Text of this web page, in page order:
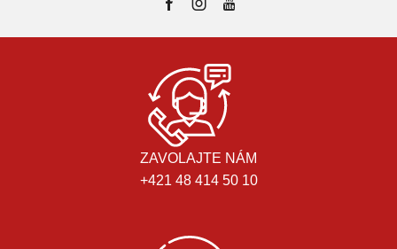
ZAVOLAJTE NÁM
+421 48 414 50 10